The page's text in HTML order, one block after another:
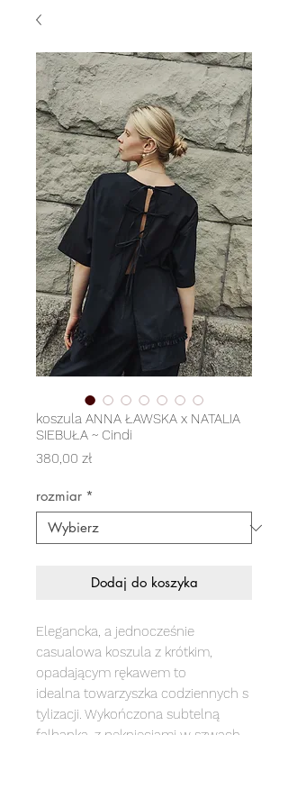
koszula ANNA ŁAWSKA x NATALIA
SIEBUŁA ~ Cindi
380,00 złCena
rozmiar *
Dodaj do koszyka
Elegancka, a jednocześnie
casualowa koszula z krótkim,
opadającym rękawem to
idealna towarzyszka codziennych s
tylizacji. Wykończona subtelną
falbanką, z pęknięciami w szwach